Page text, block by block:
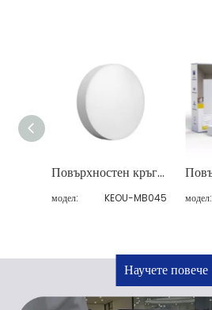
Научете повече
Повърхностен кръгъл панел с тесен ръб
модел: KEOU-MB045 модел: